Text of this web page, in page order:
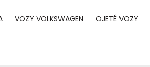
VOZY VOLKSWAGEN OJETÉ VOZY